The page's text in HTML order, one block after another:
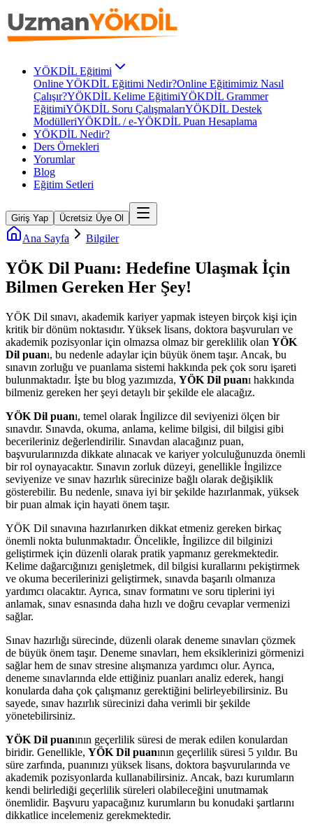
YÖKDİL Eğitimi
Online YÖKDİL Eğitimi Nedir?Online Eğitimimiz Nasıl
Çalışır?YÖKDİL Kelime EğitimiYÖKDİL Grammer
EğitimiYÖKDİL Soru ÇalışmalarıYÖKDİL Destek
ModülleriYÖKDİL / e-YÖKDİL Puan Hesaplama
YÖKDİL Nedir?
Ders Örnekleri
Yorumlar
Blog
Eğitim Setleri
Giriş Yap Ücretsiz Üye Ol
Ana Sayfa Bilgiler
YÖK Dil Puanı: Hedefine Ulaşmak İçin
Bilmen Gereken Her Şey!
YÖK Dil sınavı, akademik kariyer yapmak isteyen birçok kişi için
kritik bir dönüm noktasıdır. Yüksek lisans, doktora başvuruları ve
akademik pozisyonlar için olmazsa olmaz bir gereklilik olan YÖK
Dil puanı, bu nedenle adaylar için büyük önem taşır. Ancak, bu
sınavın zorluğu ve puanlama sistemi hakkında pek çok soru işareti
bulunmaktadır. İşte bu blog yazımızda, YÖK Dil puanı hakkında
bilmeniz gereken her şeyi detaylı bir şekilde ele alacağız.
YÖK Dil puanı, temel olarak İngilizce dil seviyenizi ölçen bir
sınavdır. Sınavda, okuma, anlama, kelime bilgisi, dil bilgisi gibi
becerileriniz değerlendirilir. Sınavdan alacağınız puan,
başvurularınızda dikkate alınacak ve kariyer yolculuğunuzda önemli
bir rol oynayacaktır. Sınavın zorluk düzeyi, genellikle İngilizce
seviyenize ve sınav hazırlık sürecinize bağlı olarak değişiklik
gösterebilir. Bu nedenle, sınava iyi bir şekilde hazırlanmak, yüksek
bir puan almak için hayati önem taşır.
YÖK Dil sınavına hazırlanırken dikkat etmeniz gereken birkaç
önemli nokta bulunmaktadır. Öncelikle, İngilizce dil bilginizi
geliştirmek için düzenli olarak pratik yapmanız gerekmektedir.
Kelime dağarcığınızı genişletmek, dil bilgisi kurallarını pekiştirmek
ve okuma becerilerinizi geliştirmek, sınavda başarılı olmanıza
yardımcı olacaktır. Ayrıca, sınav formatını ve soru tiplerini iyi
anlamak, sınav esnasında daha hızlı ve doğru cevaplar vermenizi
sağlar.
Sınav hazırlığı sürecinde, düzenli olarak deneme sınavları çözmek
de büyük önem taşır. Deneme sınavları, hem eksiklerinizi görmenizi
sağlar hem de sınav stresine alışmanıza yardımcı olur. Ayrıca,
deneme sınavlarında elde ettiğiniz puanları analiz ederek, hangi
konularda daha çok çalışmanız gerektiğini belirleyebilirsiniz. Bu
sayede, sınav hazırlık sürecinizi daha verimli bir şekilde
yönetebilirsiniz.
YÖK Dil puanının geçerlilik süresi de merak edilen konulardan
biridir. Genellikle, YÖK Dil puanının geçerlilik süresi 5 yıldır. Bu
süre zarfında, puanınızı yüksek lisans, doktora başvurularında ve
akademik pozisyonlarda kullanabilirsiniz. Ancak, bazı kurumların
kendi belirlediği geçerlilik süreleri olabileceğini unutmamak
önemlidir. Başvuru yapacağınız kurumların bu konudaki şartlarını
dikkatlice incelemeniz gerekmektedir.